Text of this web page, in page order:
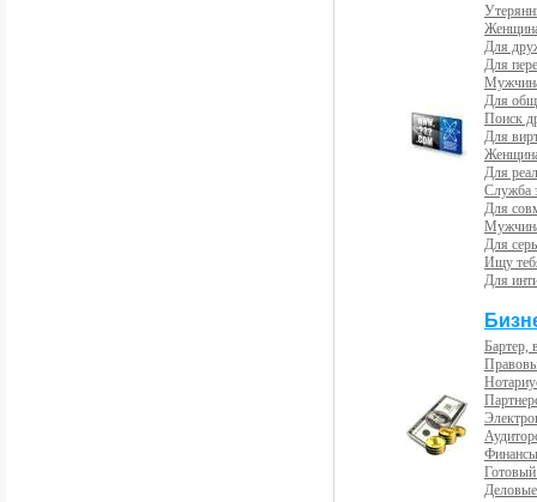
Для
Для
Для
Поиск
Для
Для
Служба
Для
Для
Ищу
Для
Бартер,
Готовый